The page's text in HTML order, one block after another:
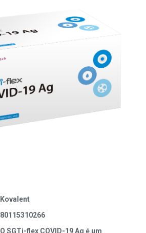
Kovalent
80115310266
O SGTi-flex COVID-19 Ag é um